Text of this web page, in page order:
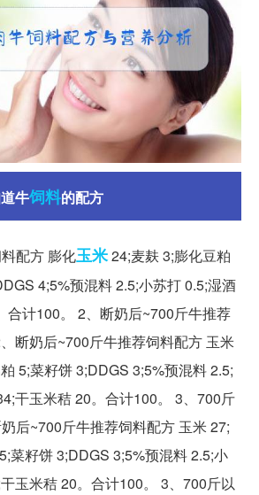
牛饲料的配方
配方 膨化玉米24;麦麸 3;膨化豆粕
4;5%预混料 2.5;小苏打 0.5;湿酒
合计100。 2、断奶后~700斤牛推荐
断奶后~700斤牛推荐饲料配方 玉米
5;菜籽饼 3;DDGS 3;5%预混料 2.5;
干玉米秸 20。合计100。 3、700斤
后~700斤牛推荐饲料配方 玉米 27;
菜籽饼 3;DDGS 3;5%预混料 2.5;小
玉米秸 20。合计100。 3、700斤以